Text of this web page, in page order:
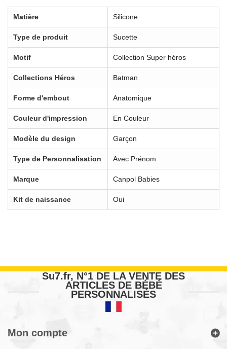
Matière Silicone
Type de produit Sucette
Motif Collection Super héros
Collections Héros Batman
Forme d'embout Anatomique
Couleur d'impression En Couleur
Modèle du design Garçon
Type de Personnalisation Avec Prénom
Marque Canpol Babies
Kit de naissance Oui
Su7.fr, N°1 DE LA VENTE DES
ARTICLES DE BÉBÉ
PERSONNALISÉS
Mon compte